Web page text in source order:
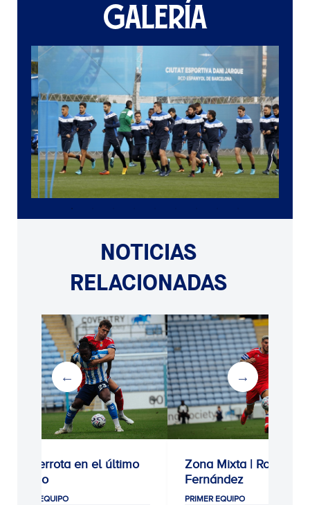
GALERÍA
NOTICIAS
RELACIONADAS
3-1: Derrota en el último
ensayo
PRIMER EQUIPO
Zona Mixta | Roberto
Fernández
PRIMER EQUIPO